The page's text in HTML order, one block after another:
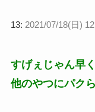
13: 2021/07/18(日)
すげぇじゃん早
他のやつにパク